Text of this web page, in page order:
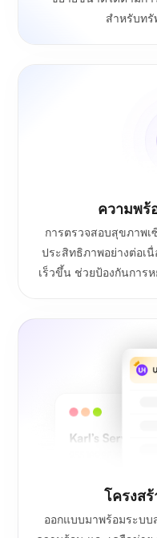
สำหรับทรั
ความพร้
การตรวจสอบสุขภาพ
ประสิทธิภาพอย่างต่อเ
เร็วขึ้น ช่วยป้องกันการ
โครงส
ออกแบบมาพร้อมระบบ